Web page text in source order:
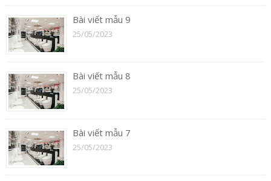
Bài viết mẫu 9
25/05/2023
Bài viết mẫu 8
25/05/2023
Bài viết mẫu 7
25/05/2023